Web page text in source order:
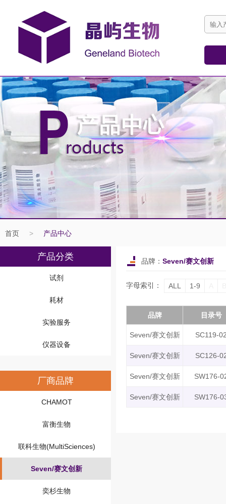
首页 > 产品中心
产品分类
试剂
耗材
实验服务
仪器设备
厂商品牌
CHAMOT
富衡生物
联科生物(MultiSciences)
Seven/赛文创新
奕杉生物
品牌： Seven/赛文创新
字母索引： ALL 1-9
品牌 目录号
Seven/赛文创新 SC119-
Seven/赛文创新 SC126-
Seven/赛文创新 SW176-
Seven/赛文创新 SW176-